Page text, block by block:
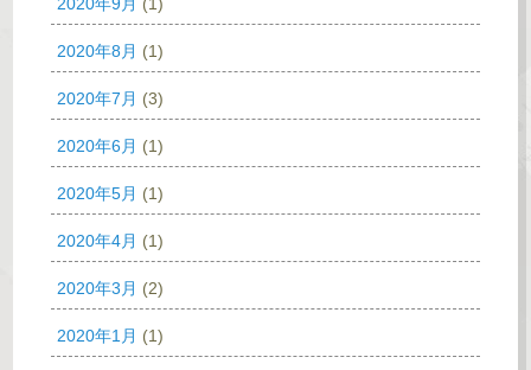
2020年8月 (1)
2020年7月 (3)
2020年6月 (1)
2020年5月 (1)
2020年4月 (1)
2020年3月 (2)
2020年1月 (1)